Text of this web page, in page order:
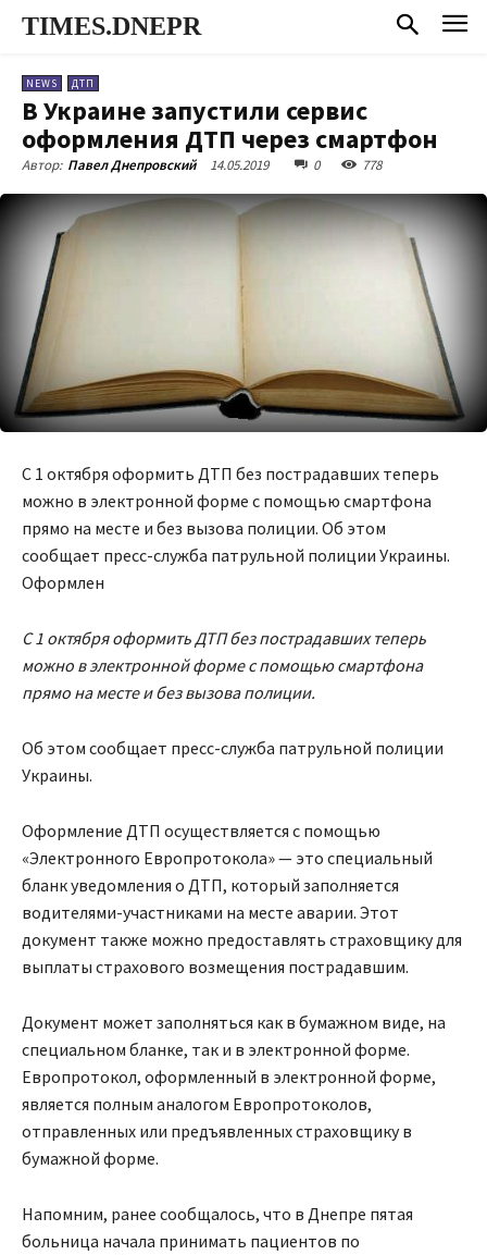
TIMES.DNEPR
NEWS ДТП
В Украине запустили сервис
оформления ДТП через смартфон
Автор: Павел Днепровский 14.05.2019 0 778
С 1 октября оформить ДТП без пострадавших теперь
можно в электронной форме с помощью смартфона
прямо на месте и без вызова полиции. Об этом
сообщает пресс-служба патрульной полиции Украины.
Оформлен
С 1 октября оформить ДТП без пострадавших теперь
можно в электронной форме с помощью смартфона
прямо на месте и без вызова полиции.
Об этом сообщает пресс-служба патрульной полиции
Украины.
Оформление ДТП осуществляется с помощью
«Электронного Европротокола»— это специальный
бланк уведомления о ДТП, который заполняется
водителями-участниками на месте аварии. Этот
документ также можно предоставлять страховщику для
выплаты страхового возмещения пострадавшим.
Документ может заполняться как в бумажном виде, на
специальном бланке, так и в электронной форме.
Европротокол, оформленный в электронной форме,
является полным аналогом Европротоколов,
отправленных или предъявленных страховщику в
бумажной форме.
Напомним, ранее сообщалось, что в Днепре пятая
больница начала принимать пациентов по